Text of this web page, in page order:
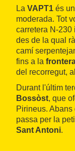
La VAPT1 és
moderada. Tot
carretera N-230
des de la qual
camí
fins a la
del recorregut, al
Durant l'últim
Bossòst, que
Pirineus.
passa per la
Sant Antoni.